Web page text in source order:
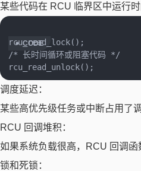
某些代码在 RCU 临界区中运行时
rcu_read_lock();
/* 长时间循环或阻塞代码 */
调度延迟：
某些高优先级任务或中断占用了
RCU 回调堆积：
如果系统负载很高，RCU 回调
锁和死锁：